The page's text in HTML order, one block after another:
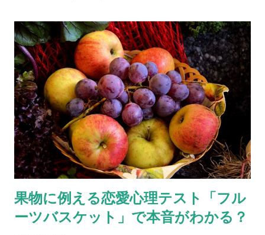
果物に例える恋愛心理テスト「フル
ーツバスケット」で本音がわかる？